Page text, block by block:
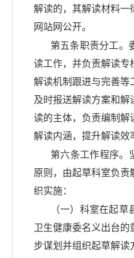
解读的，其解读材料一
网站网公开。
第五条职责分工。
读工作，并负责解读专
解读机制跟进与完善等
及时报送解读方案和解
读的主体，负责编制解
解读内涵，提升解读效
第六条工作程序。
原则，由起草科室负责
织实施：
（一）科室在起草
卫生健康委名义出台的
步谋划并组织起草解读